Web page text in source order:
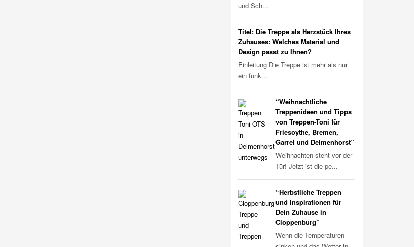
und Sch...
Titel: Die Treppe als Herzstück Ihres
Zuhauses: Welches Material und
Design passt zu Ihnen?
Einleitung Die Treppe ist mehr als nur
ein funk...
“Weihnachtliche
Treppenideen und Tipps
von Treppen-Toni für
Friesoythe, Bremen,
Garrel und Delmenhorst”
Weihnachten steht vor der
Tür! Jetzt ist die pe...
“Herbstliche Treppen
und Inspirationen für
Dein Zuhause in
Cloppenburg”
Wenn die Temperaturen